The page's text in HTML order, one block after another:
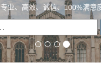
专业、高效、诚信、100%满意